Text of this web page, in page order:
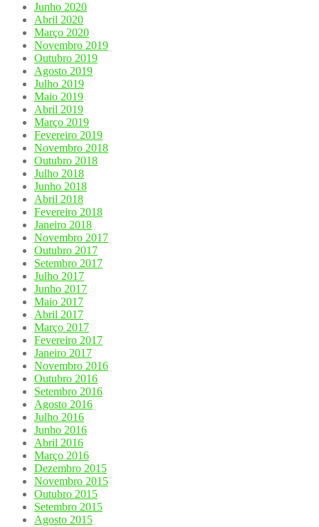
Junho 2020
Abril 2020
Março 2020
Novembro 2019
Outubro 2019
Agosto 2019
Julho 2019
Maio 2019
Abril 2019
Março 2019
Fevereiro 2019
Novembro 2018
Outubro 2018
Julho 2018
Junho 2018
Abril 2018
Fevereiro 2018
Janeiro 2018
Novembro 2017
Outubro 2017
Setembro 2017
Julho 2017
Junho 2017
Maio 2017
Abril 2017
Março 2017
Fevereiro 2017
Janeiro 2017
Novembro 2016
Outubro 2016
Setembro 2016
Agosto 2016
Julho 2016
Junho 2016
Abril 2016
Março 2016
Dezembro 2015
Novembro 2015
Outubro 2015
Setembro 2015
Agosto 2015